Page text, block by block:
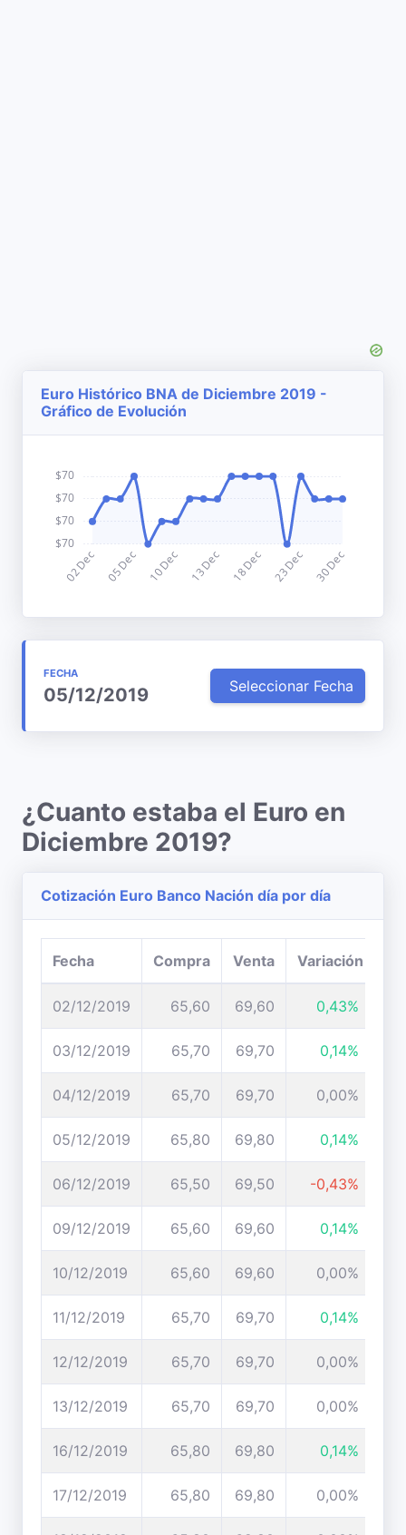
Euro Histórico BNA de Diciembre 2019 -
Gráfico de Evolución
FECHA
05/12/2019 Seleccionar Fecha
¿Cuanto estaba el Euro en
Diciembre 2019?
Cotización Euro Banco Nación día por día
Fecha Compra Venta Variación
02/12/2019 65,60 69,60 0,43%
03/12/2019 65,70 69,70 0,14%
04/12/2019 65,70 69,70 0,00%
05/12/2019 65,80 69,80 0,14%
06/12/2019 65,50 69,50 -0,43%
09/12/2019 65,60 69,60 0,14%
10/12/2019 65,60 69,60 0,00%
11/12/2019 65,70 69,70 0,14%
12/12/2019 65,70 69,70 0,00%
13/12/2019 65,70 69,70 0,00%
16/12/2019 65,80 69,80 0,14%
17/12/2019 65,80 69,80 0,00%